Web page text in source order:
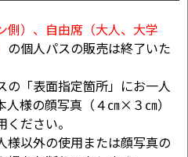
側）、自由席（大人、大学
の個人パスの販売は終了いた
の「表面指定箇所」にお一人
人様の顔写真（４㎝×３㎝）
ださい。
様以外の使用または顔写真の